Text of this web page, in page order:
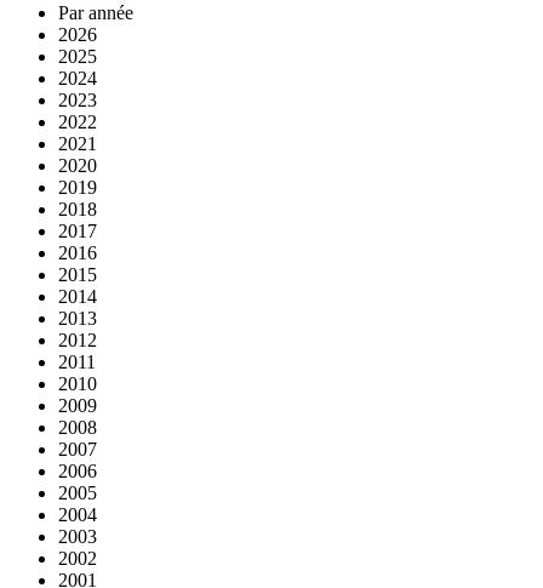
Par année
2026
2025
2024
2023
2022
2021
2020
2019
2018
2017
2016
2015
2014
2013
2012
2011
2010
2009
2008
2007
2006
2005
2004
2003
2002
2001